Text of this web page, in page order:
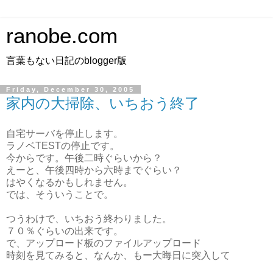
ranobe.com
言葉もない日記のblogger版
Friday, December 30, 2005
家内の大掃除、いちおう終了
自宅サーバを停止します。
ラノベTESTの停止です。
今からです。午後二時ぐらいから？
えーと、午後四時から六時までぐらい？
はやくなるかもしれません。
では、そういうことで。
つうわけで、いちおう終わりました。
７０％ぐらいの出来です。
で、アップロード板のファイルアップロード
時刻を見てみると、なんか、もー大晦日に突入して